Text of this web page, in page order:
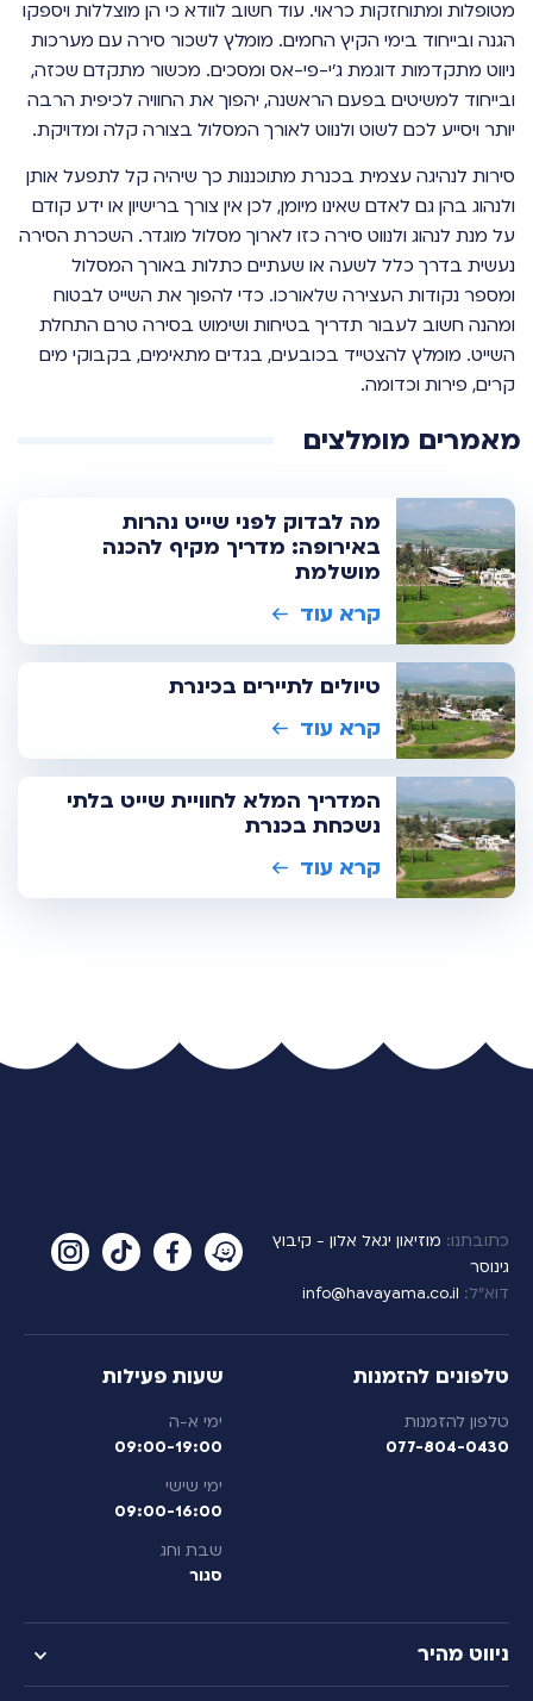
מטופלות ומתוחזקות כראוי. עוד חשוב לוודא כי הן מוצללות ויספקו
הגנה ובייחוד בימי הקיץ החמים. מומלץ לשכור סירה עם מערכות
ניווט מתקדמות דוגמת ג'י-פי-אס ומסכים. מכשור מתקדם שכזה,
ובייחוד למשיטים בפעם הראשנה, יהפוך את החוויה לכיפית הרבה
יותר ויסייע לכם לשוט ולנווט לאורך המסלול בצורה קלה ומדויקת.
סירות לנהיגה עצמית בכנרת מתוכננות כך שיהיה קל לתפעל אותן
ולנהוג בהן גם לאדם שאינו מיומן, לכן אין צורך ברישיון או ידע קודם
על מנת לנהוג ולנווט סירה כזו לארוך מסלול מוגדר. השכרת הסירה
נעשית בדרך כלל לשעה או שעתיים כתלות באורך המסלול
ומספר נקודות העצירה שלאורכו. כדי להפוך את השייט לבטוח
ומהנה חשוב לעבור תדריך בטיחות ושימוש בסירה טרם התחלת
השייט. מומלץ להצטייד בכובעים, בגדים מתאימים, בקבוקי מים
קרים, פירות וכדומה.
מאמרים מומלצים
מה לבדוק לפני שייט נהרות
באירופה: מדריך מקיף להכנה
מושלמת
קרא עוד
טיולים לתיירים בכינרת
קרא עוד
המדריך המלא לחוויית שייט בלתי
נשכחת בכנרת
קרא עוד
כתובתנו: מוזיאון יגאל אלון - קיבוץ
גינוסר
דוא”ל: info@havayama.co.il
טלפונים להזמנות
טלפון להזמנות
077-804-0430
שעות פעילות
ימי א-ה
09:00-19:00
ימי שישי
09:00-16:00
שבת וחג
סגור
ניווט מהיר